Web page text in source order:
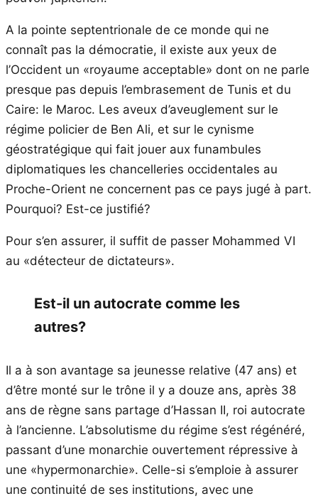
A la pointe septentrionale de ce monde qui ne
connaît pas la démocratie, il existe aux yeux de
l’Occident un «royaume acceptable» dont on ne parle
presque pas depuis l’embrasement de Tunis et du
Caire: le Maroc. Les aveux d’aveuglement sur le
régime policier de Ben Ali, et sur le cynisme
géostratégique qui fait jouer aux funambules
diplomatiques les chancelleries occidentales au
Proche-Orient ne concernent pas ce pays jugé à part.
Pourquoi? Est-ce justifié?
Pour s’en assurer, il suffit de passer Mohammed VI
au «détecteur de dictateurs».
Est-il un autocrate comme les
autres?
Il a à son avantage sa jeunesse relative (47 ans) et
d’être monté sur le trône il y a douze ans, après 38
ans de règne sans partage d’Hassan II, roi autocrate
à l’ancienne. L’absolutisme du régime s’est régénéré,
passant d’une monarchie ouvertement répressive à
une «hypermonarchie». Celle-si s’emploie à assurer
une continuité de ses institutions, avec une